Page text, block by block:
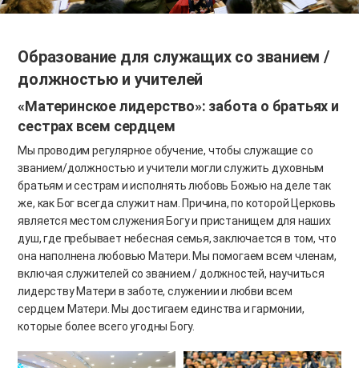
Образование для служащих со званием /
должностью и учителей
«Материнское лидерство»: забота о братьях и
сестрах всем сердцем
Мы проводим регулярное обучение, чтобы служащие со
званием/должностью и учители могли служить духовным
братьям и сестрам и исполнять любовь Божью на деле так
же, как Бог всегда служит нам. Причина, по которой Церковь
является местом служения Богу и пристанищем для наших
душ, где пребывает небесная семья, заключается в том, что
она наполнена любовью Матери. Мы помогаем всем членам,
включая служителей со званием / должностей, научиться
лидерству Матери в заботе, служении и любви всем
сердцем Матери. Мы достигаем единства и гармонии,
которые более всего угодны Богу.